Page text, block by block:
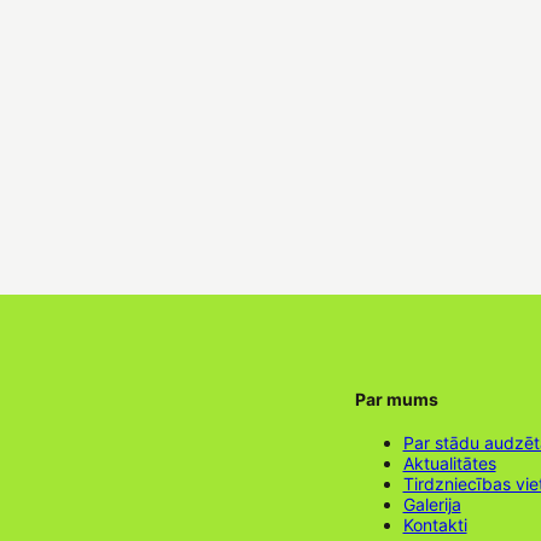
Par mums
Par stādu
Aktualitātes
Tirdzniecības
Galerija
Kontakti